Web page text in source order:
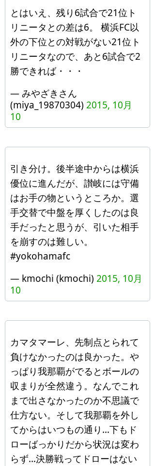
とはいえ、残り6試合で21位ト
リニータとの差は6。 横浜FC以
外の下位との対戦がない21位ト
リニータなので、あと6試合で2
勝できれば・・・
— みやざきさん
(miya_19870304) 2015, 10月
10
引き分け。後半途中からは横浜
優位に進んだが、讃岐には守備
はお手の物というところか。選
手交替で中盤を厚くしたのは良
手だったと思うが、引いた相手
を崩すのは難しい。
#yokohamafc
— kmochi (kmochi) 2015, 10月
10
カマタマーレ、先制点とられて
負けなかったのは良かった。や
っぱり我那覇がでるとボールの
収まりが全然違う。なんでこれ
まで出さなかったのか不思議で
仕方ない。そして我那覇を外し
てからはいつもの通り…下もド
ローばっかりだから状況は変わ
らず…決勝戦ってドローはない